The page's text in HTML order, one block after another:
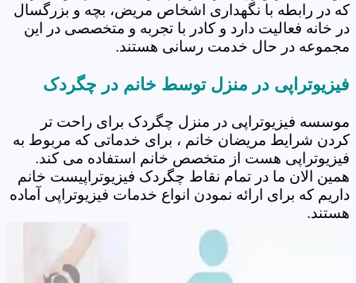
که در رابطه با نگهداری اشخاص مریض، بچه و بزرگسال
در خانه فعالیت دارد و کادر با تجربه و متخصصی در این
مجموعه در حال خدمت رسانی هستند.
فیزیوتراپی در منزل توسط خانم در چگردک
موسسه فیزیوتراپی در منزل چگردک برای راحت تر
کردن شرایط مریضان خانم ، برای خدماتی که مربوط به
فیزیوتراپی هست از متخصص خانم استفاده می کند.
همین الان ما در تمام نقاط چگردک فیزیوتراپیست خانم
داریم که برای ارائه نمودن انواع خدمات فیزیوتراپی آماده
هستند.